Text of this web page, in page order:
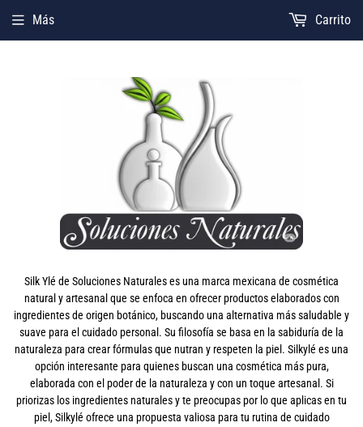
Silk Ylé de Soluciones Naturales es una marca mexicana de cosmética
natural y artesanal que se enfoca en ofrecer productos elaborados con
ingredientes de origen botánico, buscando una alternativa más saludable y
suave para el cuidado personal. Su filosofía se basa en la sabiduría de la
naturaleza para crear fórmulas que nutran y respeten la piel. Silkylé es una
opción interesante para quienes buscan una cosmética más pura,
elaborada con el poder de la naturaleza y con un toque artesanal. Si
priorizas los ingredientes naturales y te preocupas por lo que aplicas en tu
piel, Silkylé ofrece una propuesta valiosa para tu rutina de cuidado
Más Carrito